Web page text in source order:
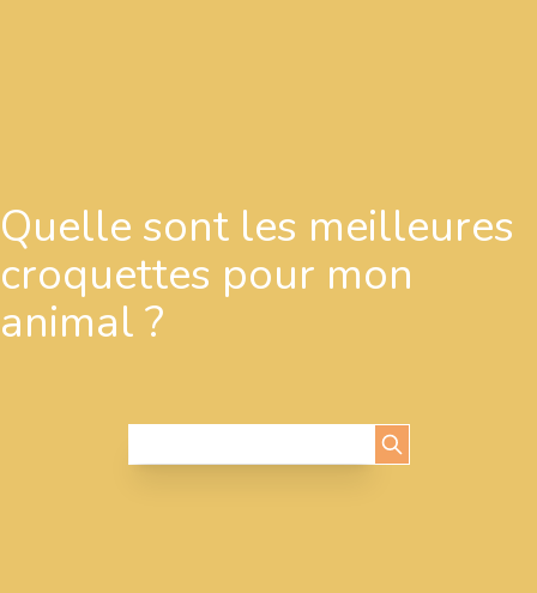
Quelle sont les meilleures
croquettes pour mon
animal ?